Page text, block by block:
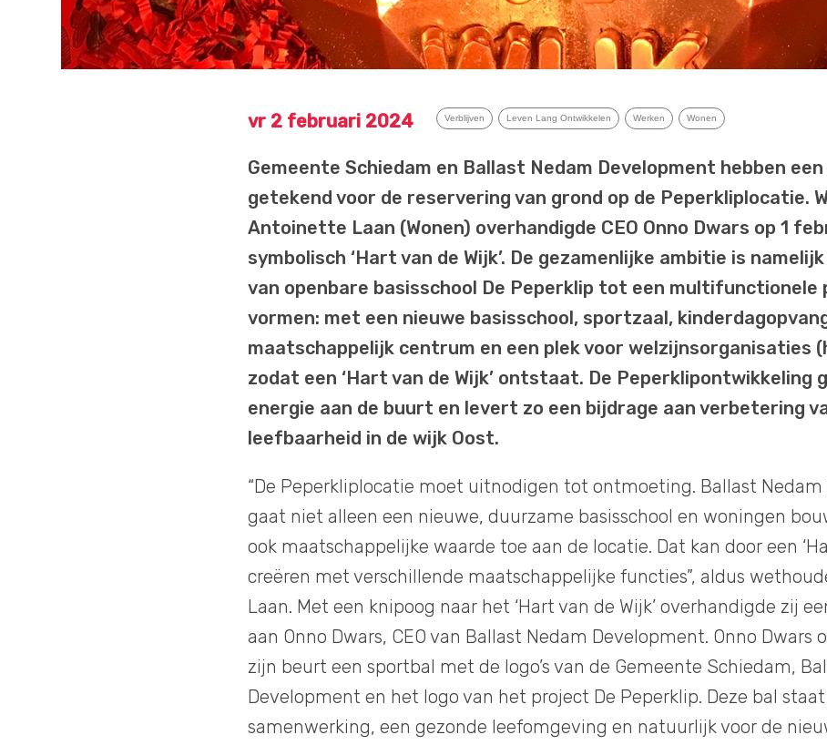
vr 2 februari 2024 Verblijven Leven Lang Ontwikkelen Werken Wonen
Gemeente Schiedam en Ballast Nedam Development hebben
getekend voor de reservering van grond op de Peperkliplocatie.
Antoinette Laan (Wonen) overhandigde CEO Onno Dwars op 1
symbolisch ‘Hart van de Wijk’. De gezamenlijke ambitie is
van openbare basisschool De Peperklip tot een multifunctionele
vormen: met een nieuwe basisschool, sportzaal,
maatschappelijk centrum en een plek voor welzijnsorganisaties
zodat een ‘Hart van de Wijk’ ontstaat. De Peperklipontwikkeling
energie aan de buurt en levert zo een bijdrage aan verbetering
leefbaarheid in de wijk Oost.
“De Peperkliplocatie moet uitnodigen tot ontmoeting. Ballast
gaat niet alleen een nieuwe, duurzame basisschool en woningen
ook maatschappelijke waarde toe aan de locatie. Dat kan door een
creëren met verschillende maatschappelijke functies”, aldus
Laan. Met een knipoog naar het ‘Hart van de Wijk’ overhandigde zij
aan Onno Dwars, CEO van Ballast Nedam Development. Onno Dwars
zijn beurt een sportbal met de logo’s van de Gemeente Schiedam,
Development en het logo van het project De Peperklip. Deze bal
samenwerking, een gezonde leefomgeving en natuurlijk voor de